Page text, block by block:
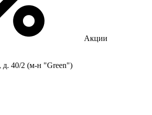
Акции
д. 40/2 (м-н "Green")